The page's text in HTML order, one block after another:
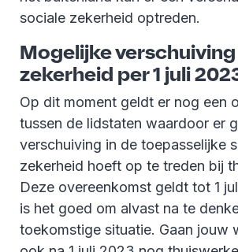
sociale zekerheid optreden.
Mogelijke
zekerheid per 1 juli
Op dit moment geldt er nog een
tussen de lidstaten waardoor er
verschuiving in de toepasselijke
zekerheid hoeft op te treden bij
Deze overeenkomst geldt tot 1
is het goed om alvast na te
toekomstige situatie. Gaan jouw